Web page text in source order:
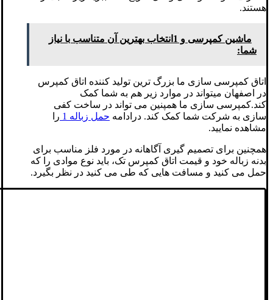
هستند.
ماشین کمپرسی و 1انتخاب بهترین آن متناسب با نیاز
شما:
اتاق کمپرسی سازی ما بزرگ ترین تولید کننده اتاق کمپرس
در اصفهان میتواند در موارد زیر هم به شما کمک
کند.کمپرسی سازی ما همپنین می تواند در ساخت کفی
سازی به شرکت شما کمک کند. درادامه حمل زباله 1
را
مشاهده نمایید.
همچنین برای تصمیم گیری آگاهانه در مورد فلز مناسب برای
بدنه زباله خود و قیمت اتاق کمپرس تک، باید نوع موادی را که
حمل می کنید و مسافت هایی که طی می کنید در نظر بگیرد.